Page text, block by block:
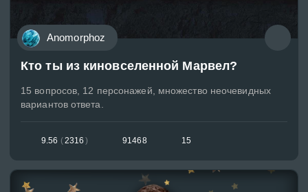
Anomorphoz
Кто ты из киновселенной Марвел?
15 вопросов, 12 персонажей, множество неочевидных
вариантов ответа.
9.56 (2316 ) 91468 15